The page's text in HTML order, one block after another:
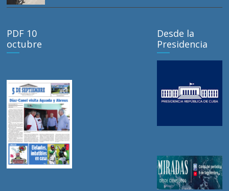
PDF 10
octubre
Desde la
Presidencia